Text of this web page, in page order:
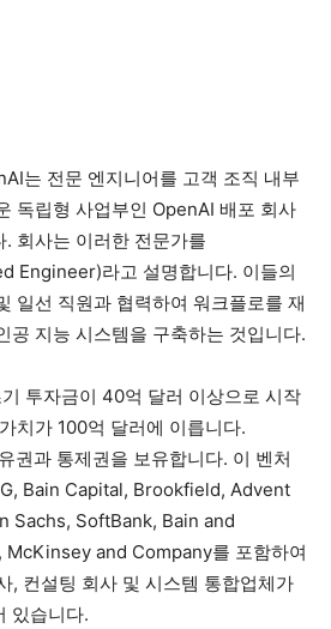
는 전문 엔지니어를 고객 조직 내부
독립형 사업부인 OpenAI 배포 회사
회사는 이러한 전문가를
Engineer)라고 설명합니다. 이들의
일선 직원과 협력하여 워크플로를 재
공 지능 시스템을 구축하는 것입니다.
투자금이 40억 달러 이상으로 시작
치가 100억 달러에 이릅니다.
권과 통제권을 보유합니다. 이 벤처
Bain Capital, Brookfield, Advent
Sachs, SoftBank, Bain and
and Company를 포함하여
, 컨설팅 회사 및 시스템 통합업체가
있습니다.